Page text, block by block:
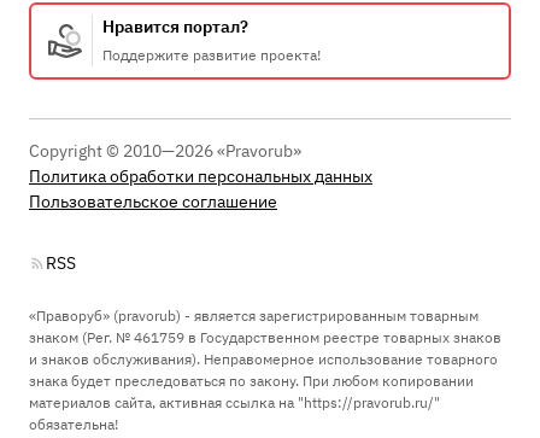
Нравится портал?
Поддержите развитие проекта!
Copyright © 2010—2026 «Pravorub»
Политика обработки персональных данных
Пользовательское соглашение
RSS
«Праворуб» (pravorub) - является зарегистрированным товарным
знаком (Рег. № 461759 в Государственном реестре товарных знаков
и знаков обслуживания). Неправомерное использование товарного
знака будет преследоваться по закону. При любом копировании
материалов сайта, активная ссылка на "https://pravorub.ru/"
обязательна!